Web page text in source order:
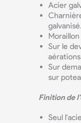
Acier
galvanisé.
Sur le
Sur
sur
Finition de
Seul